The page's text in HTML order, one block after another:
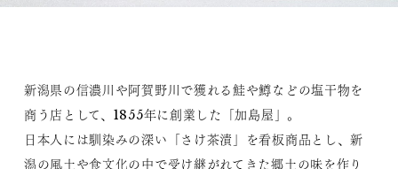
新潟県の信濃川や阿賀野川で獲れる鮭や鱒などの塩干物を
商う店として、1855年に創業した「加島屋」。
日本人には馴染みの深い「さけ茶漬」を看板商品とし、新
潟の風土や食文化の中で受け継がれてきた郷土の味を作り